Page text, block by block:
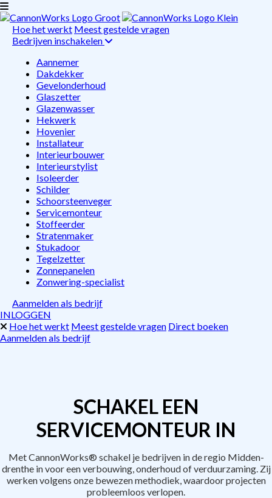
Hoe het werkt Meest gestelde vragen
Bedrijven inschakelen
Aannemer
Dakdekker
Gevelonderhoud
Glaszetter
Glazenwasser
Hekwerk
Hovenier
Installateur
Interieurbouwer
Interieurstylist
Isoleerder
Schilder
Schoorsteenveger
Servicemonteur
Stoffeerder
Stratenmaker
Stukadoor
Tegelzetter
Zonnepanelen
Zonwering-specialist
Aanmelden als bedrijf
INLOGGEN
Hoe het werkt Meest gestelde vragen Direct boeken
Aanmelden als bedrijf
SCHAKEL EEN
SERVICEMONTEUR IN
Met CannonWorks® schakel je bedrijven in de regio Midden-
drenthe in voor een verbouwing, onderhoud of verduurzaming. Zij
werken volgens onze bewezen methodiek, waardoor projecten
probleemloos verlopen.